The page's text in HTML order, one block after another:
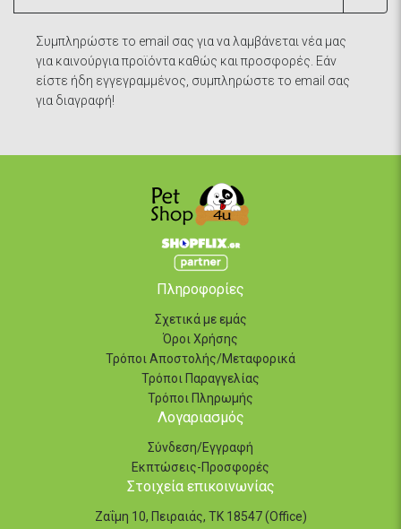
Συμπληρώστε το email σας για να λαμβάνεται νέα μας
για καινούργια προϊόντα καθώς και προσφορές. Εάν
είστε ήδη εγγεγραμμένος, συμπληρώστε το email σας
για διαγραφή!
Πληροφορίες
Σχετικά με εμάς
Όροι Χρήσης
Τρόποι Αποστολής/Μεταφορικά
Τρόποι Παραγγελίας
Τρόποι Πληρωμής
Λογαριασμός
Σύνδεση/Εγγραφή
Εκπτώσεις-Προσφορές
Στοιχεία επικοινωνίας
Ζαΐμη 10, Πειραιάς, ΤΚ 18547 (Office)